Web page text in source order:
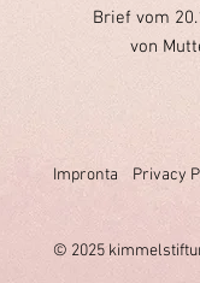
Brief vom
von
Impronta Privacy
©